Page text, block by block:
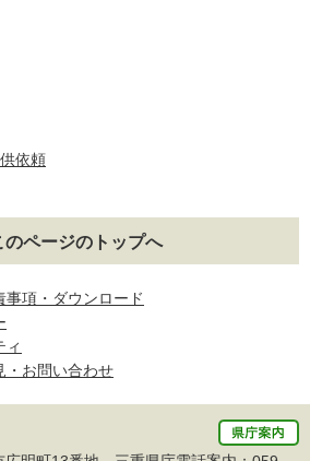
依頼
のページのトップへ
事項・ダウンロード
ィ
・お問い合わせ